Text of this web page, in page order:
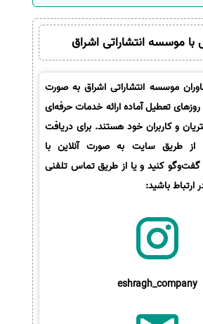
با موسسه انتشاراتی اشراق
موسسه انتشاراتی اشراق به صورت
تعطیل آماده ارائه خدمات حرفه‌ای
و کاربران خود هستند. برای دریافت
از طریق سایت به صورت آنلاین با
کنید و یا از طریق تماس تلفنی
ارتباط باشید:
eshragh_company